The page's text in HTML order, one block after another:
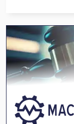
Cambio 45
Dmu 60
Dmu 60 E
Dmu 60 P
Dmu 60 T